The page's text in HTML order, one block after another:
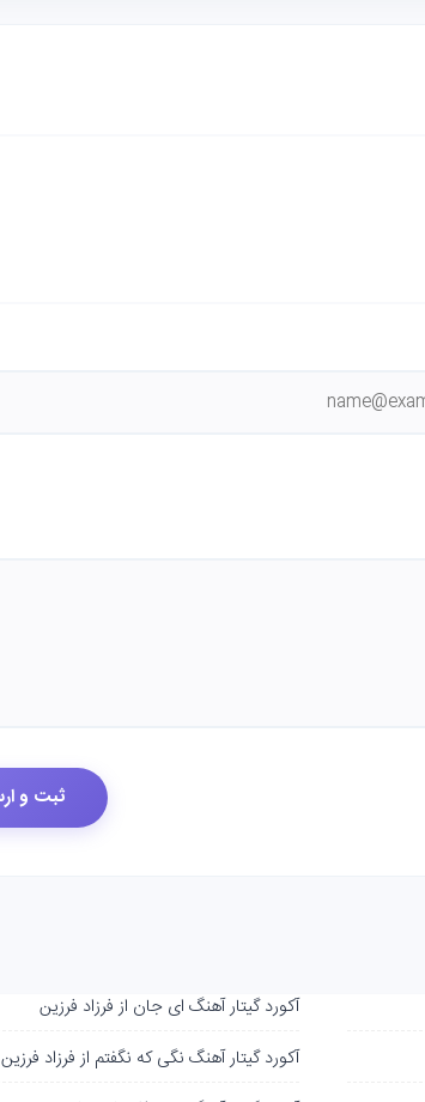
آکورد گیتار آهنگ ای جان از فرزاد فرزین
آکورد گیتار آهنگ نگی که نگفتم از فرزاد فرزین